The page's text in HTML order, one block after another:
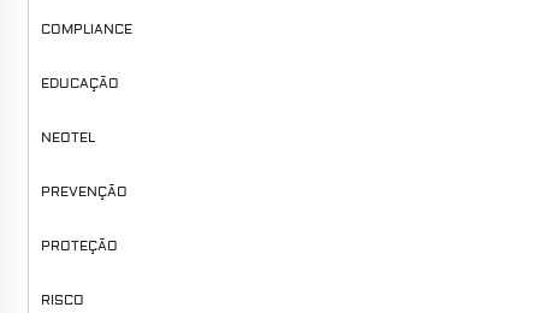
COMPLIANCE
EDUCAÇÃO
NEOTEL
PREVENÇÃO
PROTEÇÃO
RISCO